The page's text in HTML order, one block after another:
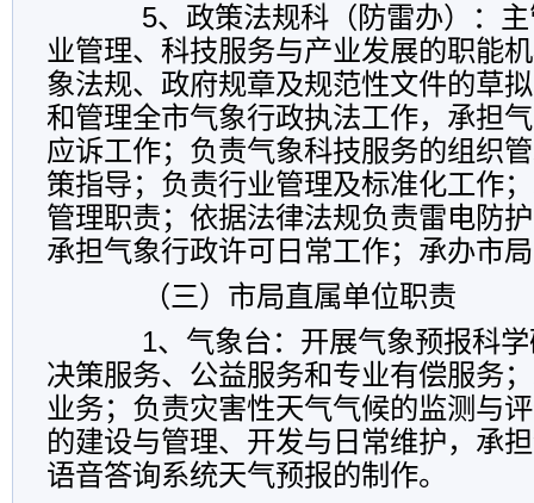
5、政策法规科（防雷办）：主
业管理、科技服务与产业发展的职能
象法规、政府规章及规范性文件的草
和管理全市气象行政执法工作，承担
应诉工作；负责气象科技服务的组织
策指导；负责行业管理及标准化工作
管理职责；依据法律法规负责雷电防
承担气象行政许可日常工作；承办市
（三）市局直属单位职责
1、气象台：开展气象预报科学
决策服务、公益服务和专业有偿服务
业务；负责灾害性天气气候的监测与
的建设与管理、开发与日常维护，承
语音答询系统天气预报的制作。